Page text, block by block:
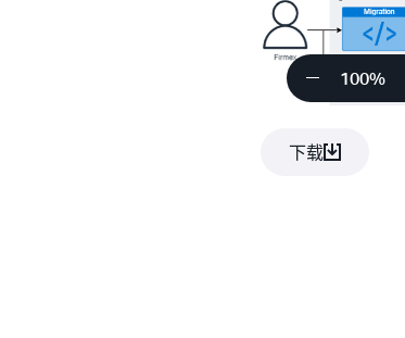
结果 | 促进云
通过使用 AWS，
为简单、可扩展
品进行现代化，
100%
下载